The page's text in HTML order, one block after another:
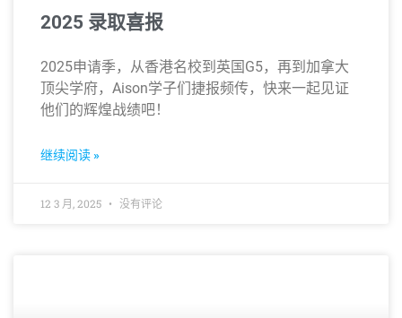
2025 录取喜报
2025申请季，从香港名校到英国G5，再到加拿大
顶尖学府，Aison学子们捷报频传，快来一起见证
他们的辉煌战绩吧！
继续阅读 »
12 3 月, 2025 没有评论